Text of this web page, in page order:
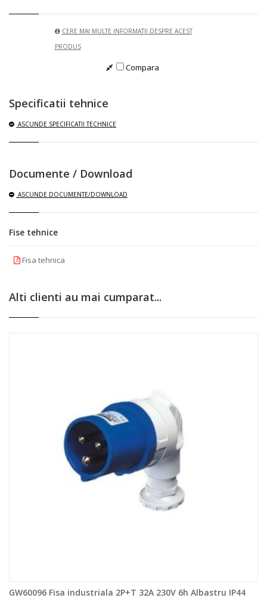
CERE MAI MULTE INFORMATII DESPRE ACEST
PRODUS
Compara
Specificatii tehnice
ASCUNDE SPECIFICATII TECHNICE
Documente / Download
ASCUNDE DOCUMENTE/DOWNLOAD
Fise tehnice
Fisa tehnica
Alti clienti au mai cumparat...
GW60096 Fisa industriala 2P+T 32A 230V 6h Albastru IP44